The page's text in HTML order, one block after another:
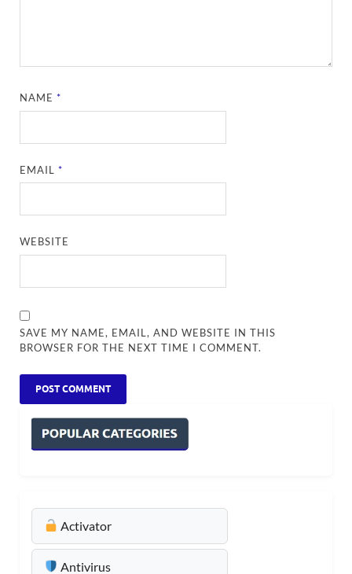
NAME*
EMAIL*
WEBSITE
SAVE MY NAME, EMAIL, AND WEBSITE IN THIS
BROWSER FOR THE NEXT TIME I COMMENT.
Activator
Antivirus